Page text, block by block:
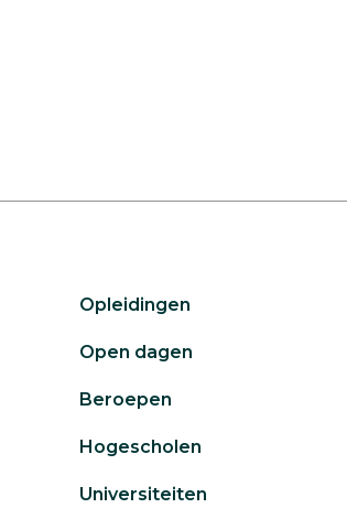
Opleidingen
Open dagen
Beroepen
Hogescholen
Universiteiten